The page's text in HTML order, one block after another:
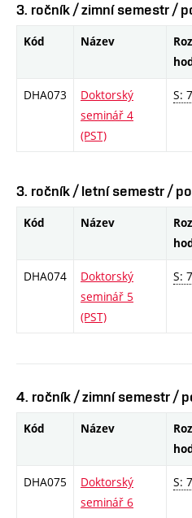
3. ročník / zimní semestr /
Kód Název
DHA073
Doktorský
seminář 4
(PST)
S:
3. ročník / letní semestr /
Kód Název
DHA074
Doktorský
seminář 5
(PST)
S:
4. ročník / zimní semestr /
Kód Název
DHA075
Doktorský
seminář 6
S: